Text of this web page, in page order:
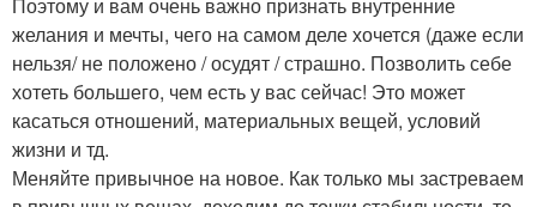
желания и мечты, чего на самом деле хочется (даже если
нельзя/ не положено / осудят / страшно. Позволить себе
хотеть большего, чем есть у вас сейчас! Это может
касаться отношений, материальных вещей, условий
жизни и тд.
Меняйте привычное на новое. Как только мы застреваем